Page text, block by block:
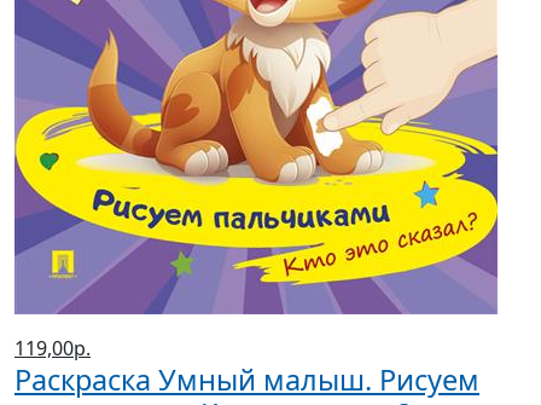
119,00р.
Раскраска Умный малыш. Рисуем